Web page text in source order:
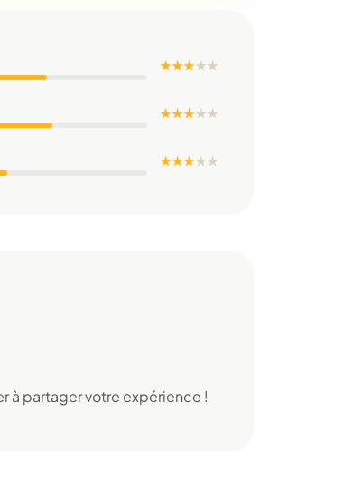
★ ★ ★★★
★ ★ ★★★
★ ★ ★★★
à partager votre expérience !